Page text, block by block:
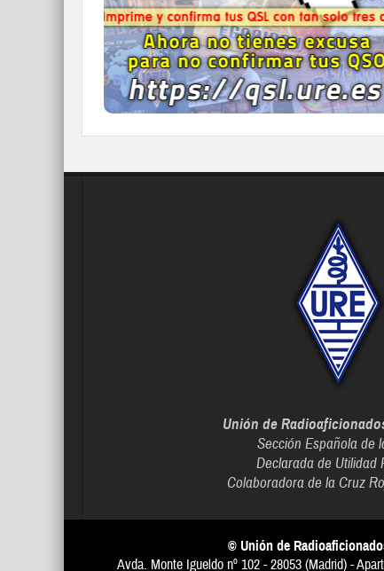
Nunca fue tan fácil y cómodo
el confirmar tus contactos.
IR A QDURE
Unión de
Sección Española de
Declarada de Utilidad
Colaboradora de la Cruz
© Unión de
Avda. Monte Igueldo nº 102 - 28053 (Madrid) -